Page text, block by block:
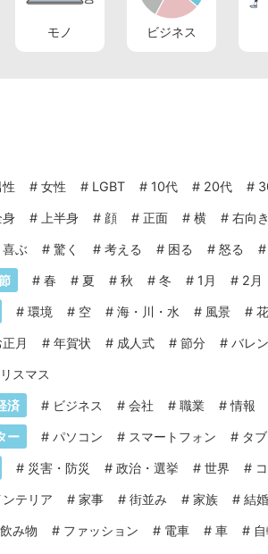
モノ ビジネス
性 # 女性 # LGBT # 10代 # 20代 #
身 # 上半身 # 顔 # 正面 # 横 # 右向き
喜ぶ # 驚く # 考える # 困る # 怒る #
# 春 # 夏 # 秋 # 冬 # 1月 # 2月
# 環境 # 空 # 海・川・水 # 風景 #
月 # 年賀状 # 成人式 # 節分 # バレ
スマス
済 # ビジネス # 会社 # 職業 #情報
ー # パソコン # スマートフォン # タ
# 災害・防災 # 政治・選挙 # 世界 #
ンテリア # 家事 # 街並み # 家族 # 結
飲み物 # ファッション # 電車 # 車 #